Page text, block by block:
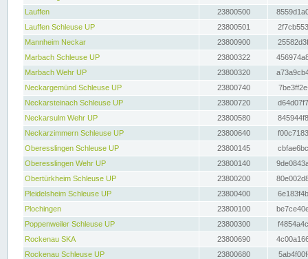
Lauffen
23800500
Lauffen Schleuse UP
23800501
Mannheim Neckar
23800900
Marbach Schleuse UP
23800322
Marbach Wehr UP
23800320
Neckargemünd Schleuse UP
23800740
Neckarsteinach Schleuse UP
23800720
Neckarsulm Wehr UP
23800580
Neckarzimmern Schleuse UP
23800640
Oberesslingen Schleuse UP
23800145
Oberesslingen Wehr UP
23800140
Obertürkheim Schleuse UP
23800200
Pleidelsheim Schleuse UP
23800400
Plochingen
23800100
Poppenweiler Schleuse UP
23800300
Rockenau SKA
23800690
Rockenau Schleuse UP
23800680